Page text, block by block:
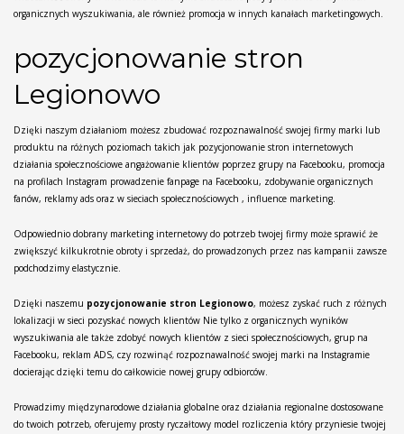
organicznych wyszukiwania, ale również promocja w innych kanałach marketingowych.
pozycjonowanie stron
Legionowo
Dzięki naszym działaniom możesz zbudować rozpoznawalność swojej firmy marki lub
produktu na różnych poziomach takich jak pozycjonowanie stron internetowych
działania społecznościowe angażowanie klientów poprzez grupy na Facebooku, promocja
na profilach Instagram prowadzenie fanpage na Facebooku, zdobywanie organicznych
fanów, reklamy ads oraz w sieciach społecznościowych , influence marketing.
Odpowiednio dobrany marketing internetowy do potrzeb twojej firmy może sprawić że
zwiększyć kilkukrotnie obroty i sprzedaż, do prowadzonych przez nas kampanii zawsze
podchodzimy elastycznie.
Dzięki naszemu pozycjonowanie stron Legionowo, możesz zyskać ruch z różnych
lokalizacji w sieci pozyskać nowych klientów Nie tylko z organicznych wyników
wyszukiwania ale także zdobyć nowych klientów z sieci społecznościowych, grup na
Facebooku, reklam ADS, czy rozwinąć rozpoznawalność swojej marki na Instagramie
docierając dzięki temu do całkowicie nowej grupy odbiorców.
Prowadzimy międzynarodowe działania globalne oraz działania regionalne dostosowane
do twoich potrzeb, oferujemy prosty ryczałtowy model rozliczenia który przyniesie twojej